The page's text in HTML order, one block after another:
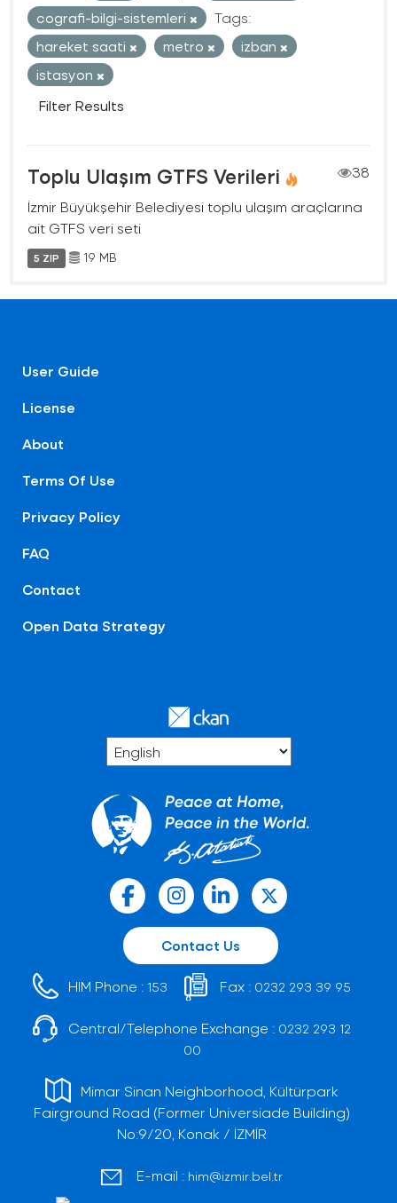
cografi-bilgi-sistemleri
Tags:
hareket saati
metro
izban
istasyon
Filter Results
Toplu Ulaşım GTFS Verileri
38
İzmir Büyükşehir Belediyesi toplu ulaşım araçlarına
ait GTFS veri seti
5 ZIP 19 MB
User Guide
License
About
Terms Of Use
Privacy Policy
FAQ
Contact
Open Data Strategy
Contact Us
HIM Phone : 153 Fax : 0232 293 39 95
Central/Telephone Exchange : 0232 293 12
00
Mimar Sinan Neighborhood, Kültürpark
Fairground Road (Former Universiade Building)
No:9/20, Konak / İZMİR
E-mail : him@izmir.bel.tr